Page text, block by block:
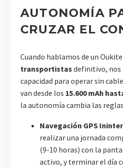
AUTONOMÍA
CRUZAR EL
Cuando hablamos de un
transportistas definitivo, nos
capacidad para operar sin
van desde los 15.600 mAh
la autonomía cambia las
Navegación GPS
realizar una jornada
(9-10 horas) con la
activo, y terminar el día